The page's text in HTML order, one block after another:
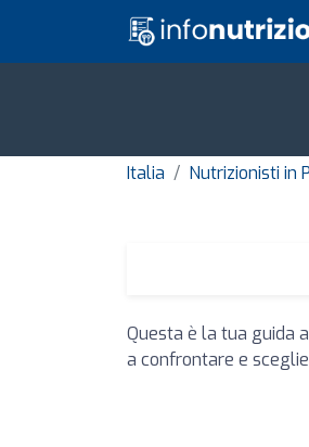
Italia Nutrizionisti in
Questa è la tua guida a
a confrontare e